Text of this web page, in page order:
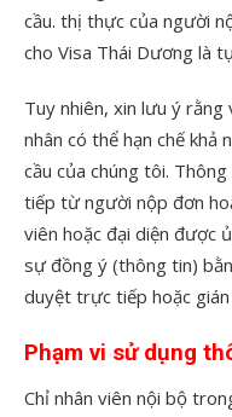
cầu. thị thực của người
cho Visa Thái Dương là
Tuy nhiên, xin lưu ý
nhân có thể hạn chế khả
cầu của chúng tôi.
tiếp từ người nộp đơn
viên hoặc đại diện được
sự đồng ý (thông tin)
duyệt trực tiếp hoặc
Phạm vi sử dụng
Chỉ nhân viên nội bộ